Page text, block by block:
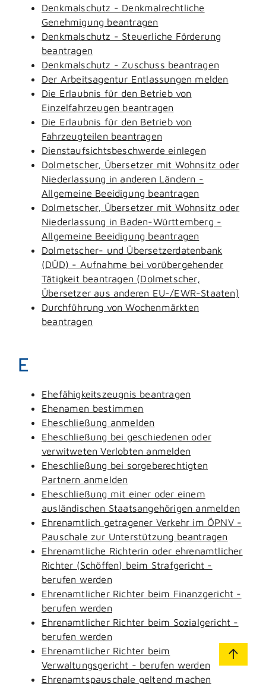
Denkmalschutz - Denkmalrechtliche
Genehmigung beantragen
Denkmalschutz - Steuerliche Förderung
beantragen
Denkmalschutz - Zuschuss beantragen
Der Arbeitsagentur Entlassungen melden
Die Erlaubnis für den Betrieb von
Einzelfahrzeugen beantragen
Die Erlaubnis für den Betrieb von
Fahrzeugteilen beantragen
Dienstaufsichtsbeschwerde einlegen
Dolmetscher, Übersetzer mit Wohnsitz oder
Niederlassung in anderen Ländern -
Allgemeine Beeidigung beantragen
Dolmetscher, Übersetzer mit Wohnsitz oder
Niederlassung in Baden-Württemberg -
Allgemeine Beeidigung beantragen
Dolmetscher- und Übersetzerdatenbank
(DÜD) - Aufnahme bei vorübergehender
Tätigkeit beantragen (Dolmetscher,
Übersetzer aus anderen EU-/EWR-Staaten)
Durchführung von Wochenmärkten
beantragen
E
Ehefähigkeitszeugnis beantragen
Ehenamen bestimmen
Eheschließung anmelden
Eheschließung bei geschiedenen oder
verwitweten Verlobten anmelden
Eheschließung bei sorgeberechtigten
Partnern anmelden
Eheschließung mit einer oder einem
ausländischen Staatsangehörigen anmelden
Ehrenamtlich getragener Verkehr im ÖPNV -
Pauschale zur Unterstützung beantragen
Ehrenamtliche Richterin oder ehrenamtlicher
Richter (Schöffen) beim Strafgericht -
berufen werden
Ehrenamtlicher Richter beim Finanzgericht -
berufen werden
Ehrenamtlicher Richter beim Sozialgericht -
berufen werden
Ehrenamtlicher Richter beim
Verwaltungsgericht - berufen werden
Ehrenamtspauschale geltend machen